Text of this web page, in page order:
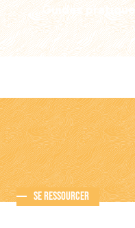
Guides
Se ressourcer